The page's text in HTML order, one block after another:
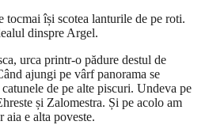
tocmai își scotea lanturile de pe roti.
dinspre Argel.
urca printr-o pădure destul de
ajungi pe vârf panorama se
de pe alte piscuri. Undeva pe
și Zalomestra. Și pe acolo am
e alta poveste.